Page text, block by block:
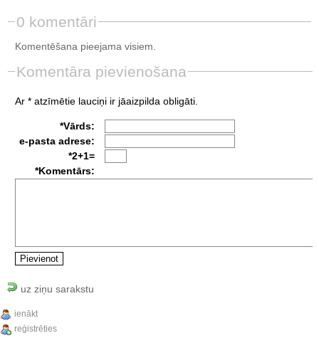
0 komentāri
Komentēšana pieejama visiem.
Komentāra pievienošana
Ar * atzīmētie lauciņi ir jāaizpilda obligāti.
*Vārds:
e-pasta adrese:
*2+1=
*Komentārs:
uz ziņu sarakstu
ienākt
reģistrēties